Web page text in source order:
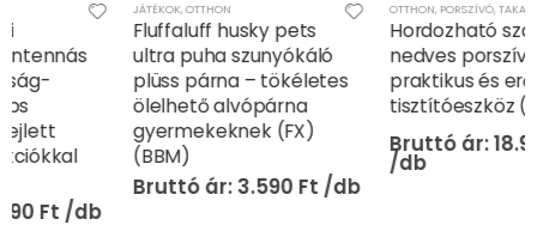
OTTHON
Fluffaluff husky pets
ultra puha szunyókáló
plüss párna – tökéletes
ölelhető alvópárna
gyermekeknek (FX)
(BBM)
3.590Ft
PORSZÍVÓ TAKARÍTÁS - MOSÁS
Hordozható száraz és
nedves porszívó –
praktikus és erőteljes
tisztítóeszköz (BBV) (G)
18.990Ft